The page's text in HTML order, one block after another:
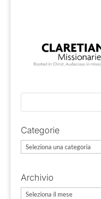
Categorie
Categorie
Archivio
Archivio